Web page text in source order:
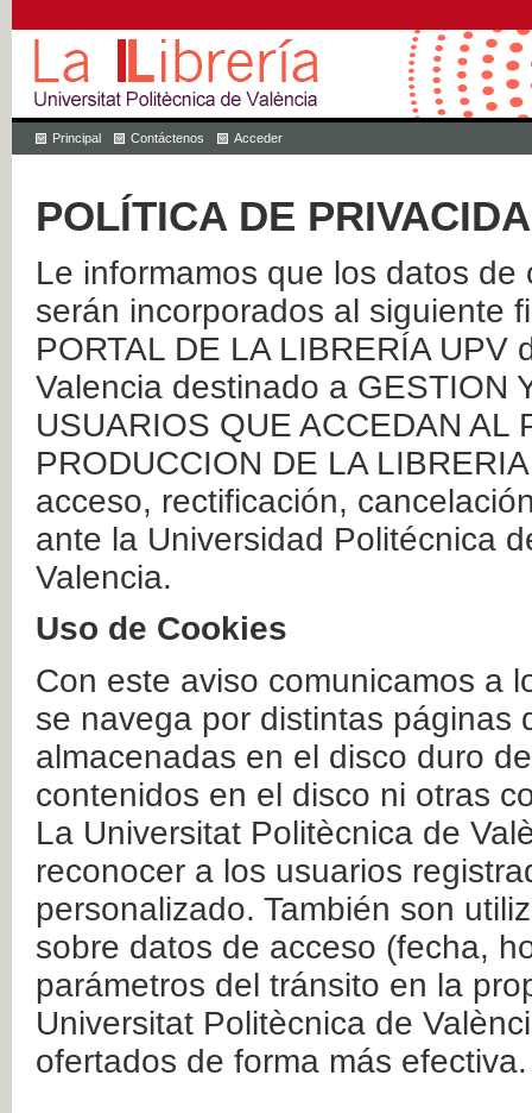
Principal Contáctenos Acceder
POLÍTICA DE
Le informamos que los datos
serán incorporados al siguiente
PORTAL DE LA LIBRERÍA
Valencia destinado a GESTION
USUARIOS QUE ACCEDAN AL
PRODUCCION DE LA
acceso, rectificación,
ante la Universidad Politécnica
Valencia.
Uso de Cookies
Con este aviso comunicamos a
se navega por distintas páginas
almacenadas en el disco duro
contenidos en el disco ni otras
La Universitat Politècnica de
reconocer a los usuarios
personalizado. También son
sobre datos de acceso (fecha,
parámetros del tránsito en la
Universitat Politècnica de
ofertados de forma más efectiva.